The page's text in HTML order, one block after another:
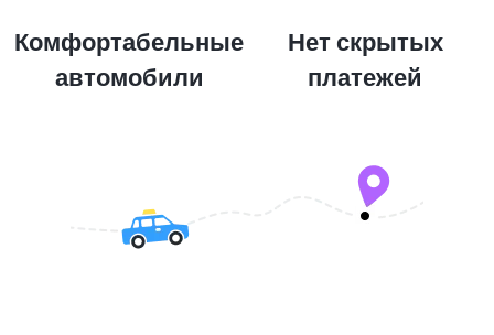
Комфортабельные
автомобили
Нет скрытых
платежей